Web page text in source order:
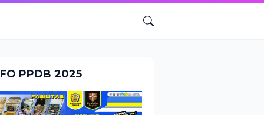
PPDB 2025